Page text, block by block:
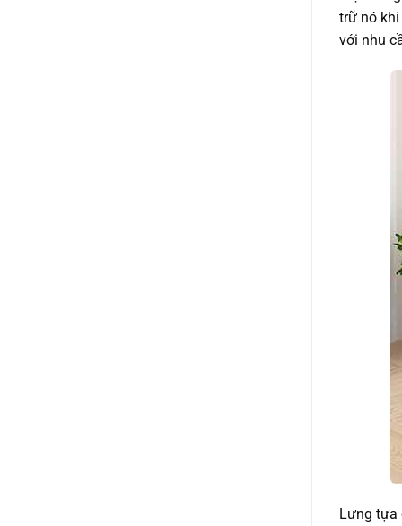
trữ nó khi
với nhu
Lưng tựa